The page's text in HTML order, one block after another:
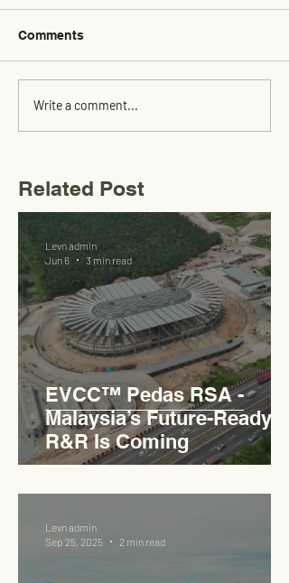
Comments
Write a comment...
Related Post
EVCC™ Pedas RSA -
Malaysia’s Future-Ready
R&R Is Coming
Levn admin
Jun 6
3 min read
Levn admin
Sep 25, 2025
2 min read